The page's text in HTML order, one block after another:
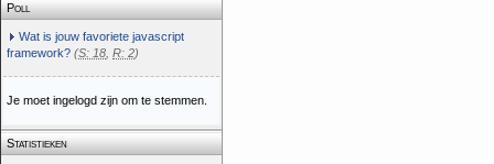
Poll
Wat is jouw favoriete javascript
framework? (S: 18 R: 2)
Je moet ingelogd zijn om te stemmen.
Statistieken